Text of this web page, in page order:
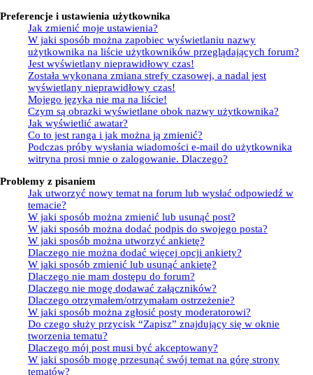
Preferencje i ustawienia użytkownika
Jak zmienić moje ustawienia?
W jaki sposób można zapobiec wyświetlaniu nazwy
użytkownika na liście użytkowników przeglądających forum?
Jest wyświetlany nieprawidłowy czas!
Została wykonana zmiana strefy czasowej, a nadal jest
wyświetlany nieprawidłowy czas!
Mojego języka nie ma na liście!
Czym są obrazki wyświetlane obok nazwy użytkownika?
Jak wyświetlić awatar?
Co to jest ranga i jak można ją zmienić?
Podczas próby wysłania wiadomości e-mail do użytkownika
witryna prosi mnie o zalogowanie. Dlaczego?
Problemy z pisaniem
Jak utworzyć nowy temat na forum lub wysłać odpowiedź w
temacie?
W jaki sposób można zmienić lub usunąć post?
W jaki sposób można dodać podpis do swojego posta?
W jaki sposób można utworzyć ankietę?
Dlaczego nie można dodać więcej opcji ankiety?
W jaki sposób zmienić lub usunąć ankietę?
Dlaczego nie mam dostępu do forum?
Dlaczego nie mogę dodawać załączników?
Dlaczego otrzymałem/otrzymałam ostrzeżenie?
W jaki sposób można zgłosić posty moderatorowi?
Do czego służy przycisk “Zapisz” znajdujący się w oknie
tworzenia tematu?
Dlaczego mój post musi być akceptowany?
W jaki sposób mogę przesunąć swój temat na górę strony
tematów?